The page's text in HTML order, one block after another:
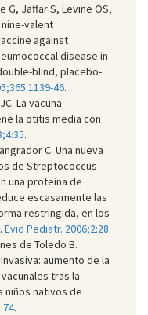
G, Jaffar S, Levine OS,
valent
against
disease in
blind, placebo-
46.
La vacuna
la otitis media con
.
C. Una nueva
de Streptococcus
una proteína de
escasamente las
restringida, en los
Evid Pediatr. 2006;2:28.
de Toledo B.
aumento de la
tras la
niños nativos de
.